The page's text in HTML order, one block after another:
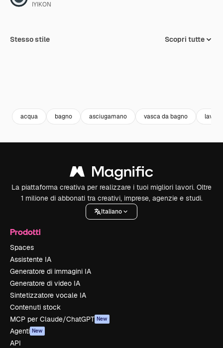
IYIKON
Stesso stile Scopri tutte
acqua bagno asciugamano vasca da bagno
La piattaforma creativa per realizzare i tuoi migliori lavori. Oltre
1 milione di abbonati tra creativi, imprese, agenzie e studi.
Italiano
Prodotti
Spaces
Assistente IA
Generatore di immagini IA
Generatore di video IA
Sintetizzatore vocale IA
Contenuti stock
MCP per Claude/ChatGPT New
Agenti New
API